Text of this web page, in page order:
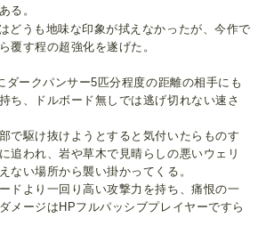
る。
どうも地味な印象が拭えなかったが、今作で
覆す程の超強化を遂げた。
ダークパンサー5匹分程度の距離の相手にも
ち、ドルボード無しでは逃げ切れない速さ
で駆け抜けようとすると気付いたらものす
追われ、岩や草木で見晴らしの悪いウェリ
ない場所から襲い掛かってくる。
ドより一回り高い攻撃力を持ち、痛恨の一
メージはHPフルパッシブプレイヤーですら